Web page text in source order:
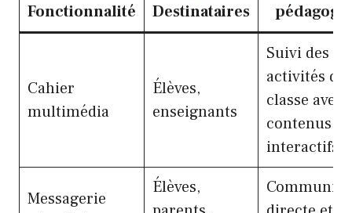
Fonctionnalité Destinataires
Cahier
multimédia
Élèves,
enseignants
Suivi des
activités de
classe avec
contenus
interactifs
Messagerie
Élèves,